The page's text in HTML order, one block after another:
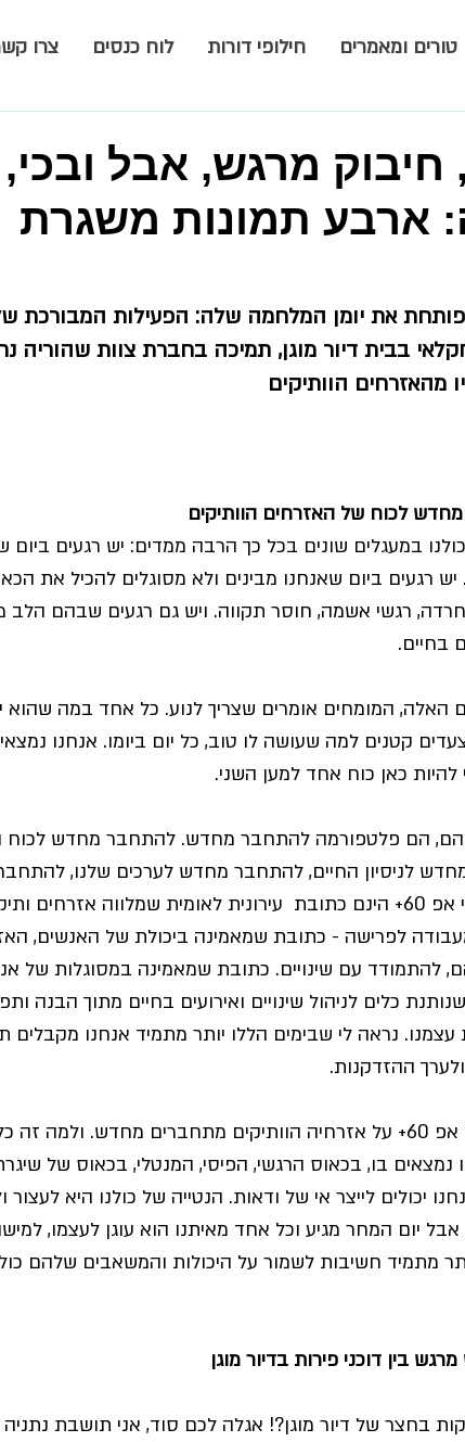
טורים ומאמרים חילופי דורות לוח כנסים צרו
מרגש, אבל ובכי,
ארבע תמונות משגרת
בבית דיור מוגן, תמיכה בחברת צוות שהוריה
מהאזרחים הוותיקים
כולנו במעגלים שונים בכל כך הרבה ממדים: יש רגעים
רגעים ביום שאנחנו מבינים ולא מסוגלים להכיל את
חרדה, רגשי אשמה, חוסר תקווה. ויש גם רגעים שבהם הלב
בחיים.
האלה, המומחים אומרים שצריך לנוע. כל אחד במה שהוא
קטנים למה שעושה לו טוב, כל יום ביומו. אנחנו
שבהם, הם פלטפורמה להתחבר מחדש. להתחבר מחדש לכוח
לניסיון החיים, להתחבר מחדש לערכים שלנו,
למחשבות על יום המחר. מרכזי אפ 60+ הינם כתובת  עירונית לאומית שמלווה
לפרישה - כתובת שמאמינה ביכולת של האנשים,
להתמודד עם שינויים. כתובת שמאמינה במסוגלות של
כלים לניהול שינויים ואירועים בחיים מתוך הבנה
עצמנו. נראה לי שבימים הללו יותר מתמיד אנחנו מקבלים
ההזדקנות.
ומתוך כך אנחנו פה - כל מרכזי אפ 60+ על אזרחיה הוותיקים מתחברים מחדש.
נמצאים בו, בכאוס הרגשי, הפיסי, המנטלי, בכאוס של
יכולים לייצר אי של ודאות. הנטייה של כולנו היא לעצור
יום המחר מגיע וכל אחד מאיתנו הוא עוגן לעצמו,
מתמיד חשיבות לשמור על היכולות והמשאבים שלהם
בין דוכני פירות בדיור מוגן